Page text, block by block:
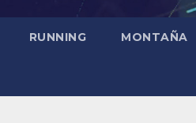
RUNNING MONTAÑA